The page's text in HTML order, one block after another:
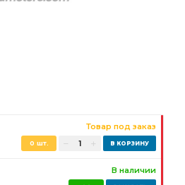
Товар под заказ
0 шт.
В наличии